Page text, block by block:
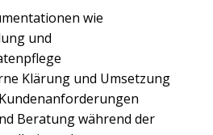
wie
und
Klärung und Umsetzung
Beratung während der